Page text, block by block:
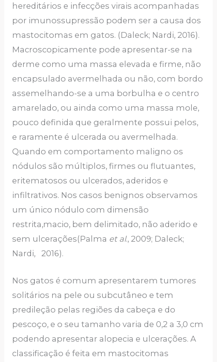
hereditários e infecções virais acompanhadas
por imunossupressão podem ser a causa dos
mastocitomas em gatos. (Daleck; Nardi, 2016).
Macroscopicamente pode apresentar-se na
derme como uma massa elevada e firme, não
encapsulado avermelhada ou não, com bordo
assemelhando-se a uma borbulha e o centro
amarelado, ou ainda como uma massa mole,
pouco definida que geralmente possui pelos,
e raramente é ulcerada ou avermelhada.
Quando em comportamento maligno os
nódulos são múltiplos, firmes ou flutuantes,
eritematosos ou ulcerados, aderidos e
infiltrativos. Nos casos benignos observamos
um único nódulo com dimensão
restrita,macio, bem delimitado, não aderido e
sem ulcerações(Palma et al., 2009; Daleck;
Nardi, 2016).
Nos gatos é comum apresentarem tumores
solitários na pele ou subcutâneo e tem
predileção pelas regiões da cabeça e do
pescoço, e o seu tamanho varia de 0,2 a 3,0 cm
podendo apresentar alopecia e ulcerações. A
classificação é feita em mastocitomas